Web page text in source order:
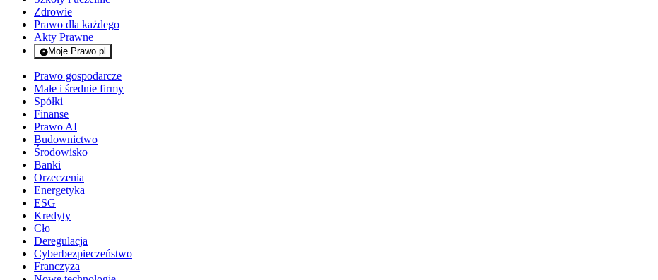
Zdrowie
Prawo dla każdego
Akty Prawne
Moje Prawo.pl
- rejestracja i logowanie do serwisu
Prawo gospodarcze
Małe i średnie firmy
Spółki
Finanse
Prawo AI
Budownictwo
Środowisko
Banki
Orzeczenia
Energetyka
ESG
Kredyty
Cło
Deregulacja
Cyberbezpieczeństwo
Franczyza